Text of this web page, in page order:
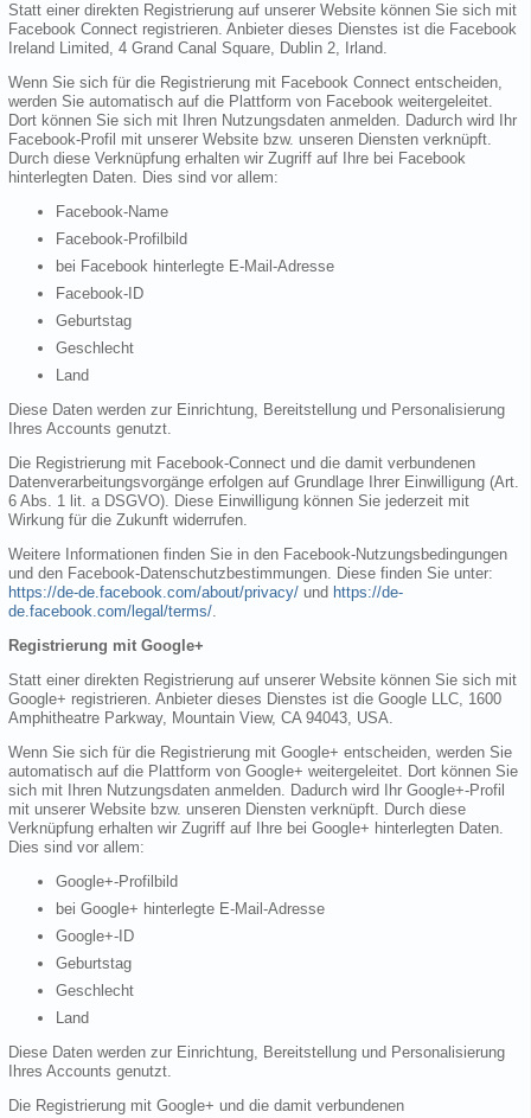
Statt einer direkten Registrierung auf unserer Website können Sie sich mit
Facebook Connect registrieren. Anbieter dieses Dienstes ist die Facebook
Ireland Limited, 4 Grand Canal Square, Dublin 2, Irland.
Wenn Sie sich für die Registrierung mit Facebook Connect entscheiden,
werden Sie automatisch auf die Plattform von Facebook weitergeleitet.
Dort können Sie sich mit Ihren Nutzungsdaten anmelden. Dadurch wird Ihr
Facebook-Profil mit unserer Website bzw. unseren Diensten verknüpft.
Durch diese Verknüpfung erhalten wir Zugriff auf Ihre bei Facebook
hinterlegten Daten. Dies sind vor allem:
Facebook-Name
Facebook-Profilbild
bei Facebook hinterlegte E-Mail-Adresse
Facebook-ID
Geburtstag
Geschlecht
Land
Diese Daten werden zur Einrichtung, Bereitstellung und Personalisierung
Ihres Accounts genutzt.
Die Registrierung mit Facebook-Connect und die damit verbundenen
Datenverarbeitungsvorgänge erfolgen auf Grundlage Ihrer Einwilligung (Art.
6 Abs. 1 lit. a DSGVO). Diese Einwilligung können Sie jederzeit mit
Wirkung für die Zukunft widerrufen.
Weitere Informationen finden Sie in den Facebook-Nutzungsbedingungen
und den Facebook-Datenschutzbestimmungen. Diese finden Sie unter:
https://de-de.facebook.com/about/privacy/ und https://de-
de.facebook.com/legal/terms/.
Registrierung mit Google+
Statt einer direkten Registrierung auf unserer Website können Sie sich mit
Google+ registrieren. Anbieter dieses Dienstes ist die Google LLC, 1600
Amphitheatre Parkway, Mountain View, CA 94043, USA.
Wenn Sie sich für die Registrierung mit Google+ entscheiden, werden Sie
automatisch auf die Plattform von Google+ weitergeleitet. Dort können Sie
sich mit Ihren Nutzungsdaten anmelden. Dadurch wird Ihr Google+-Profil
mit unserer Website bzw. unseren Diensten verknüpft. Durch diese
Verknüpfung erhalten wir Zugriff auf Ihre bei Google+ hinterlegten Daten.
Dies sind vor allem:
Google+-Profilbild
bei Google+ hinterlegte E-Mail-Adresse
Google+-ID
Geburtstag
Geschlecht
Land
Diese Daten werden zur Einrichtung, Bereitstellung und Personalisierung
Ihres Accounts genutzt.
Die Registrierung mit Google+ und die damit verbundenen